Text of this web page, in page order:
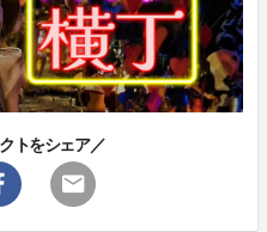
トをシェア／